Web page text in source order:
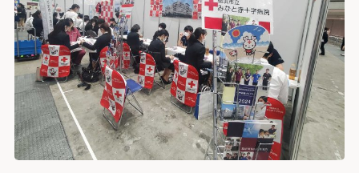
寄付のご案内
ボランティア募集
横浜みなと赤十字病院奉仕団
よくあるご質問
取材のご案内
入札情報
入院について
退院・お支払いについて
緩和ケア病棟への入院について
お見舞い・面会について
病室について
その他のご案内
診断書等について
救急部
集中治療部
糖尿病内分泌内科
感染症科
血液内科
腎臓内科
膠原病リウマチ内科
精神科
小児科
乳腺外科
整形外科
形成外科
皮膚科
検査の予約（高度医療機器共同利用）
みなと赤十字病院登録医について
地域医療機関向け広報誌「みなとからの風」
みなとセミナー（地域医療関係者向け研修）
医療連携センターについて
みなとの採用理念
スタッフ紹介
数字で見るみなと
福利厚生
募集要項
応募する
外来受診の方
入院・面会の方
医療関係者の方